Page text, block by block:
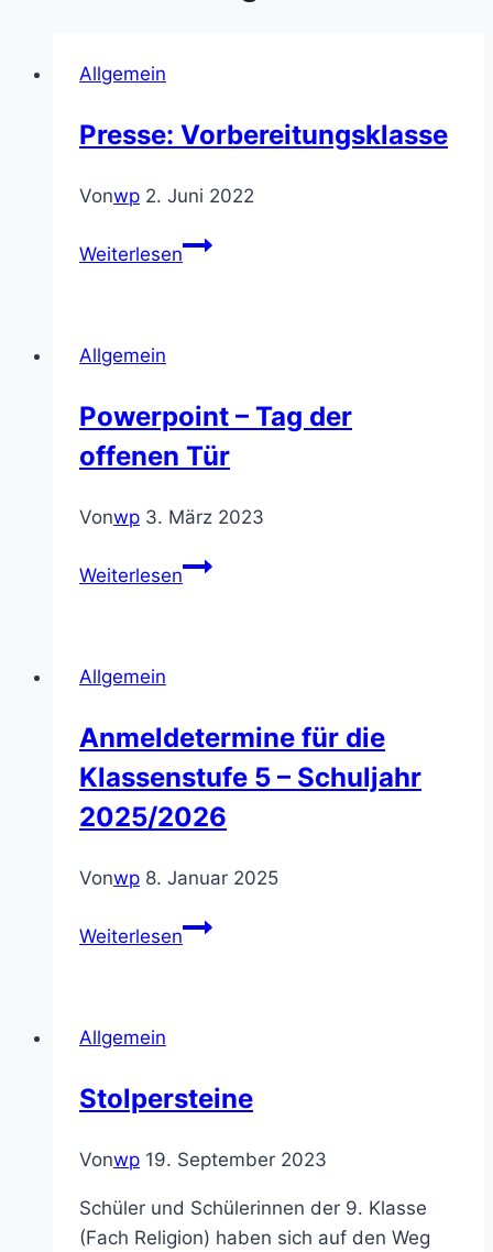
Allgemein
Presse: Vorbereitungsklasse
Vonwp 2. Juni 2022
WeiterlesenPresse:
Allgemein
Powerpoint – Tag der
offenen Tür
Vonwp 3. März 2023
WeiterlesenPowerpoint
Allgemein
Anmeldetermine für die
Klassenstufe 5 – Schuljahr
2025/2026
Vonwp 8. Januar 2025
WeiterlesenAnmeldetermine
Schuljahr
Allgemein
Stolpersteine
Vonwp 19. September 2023
Schüler und Schülerinnen der 9. Klasse
(Fach Religion) haben sich auf den Weg